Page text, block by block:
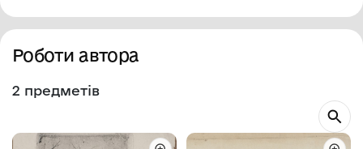
Роботи автора
2 предметів